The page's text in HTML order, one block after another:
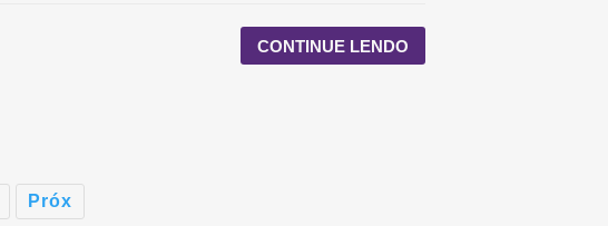
CONTINUE LENDO
Próx